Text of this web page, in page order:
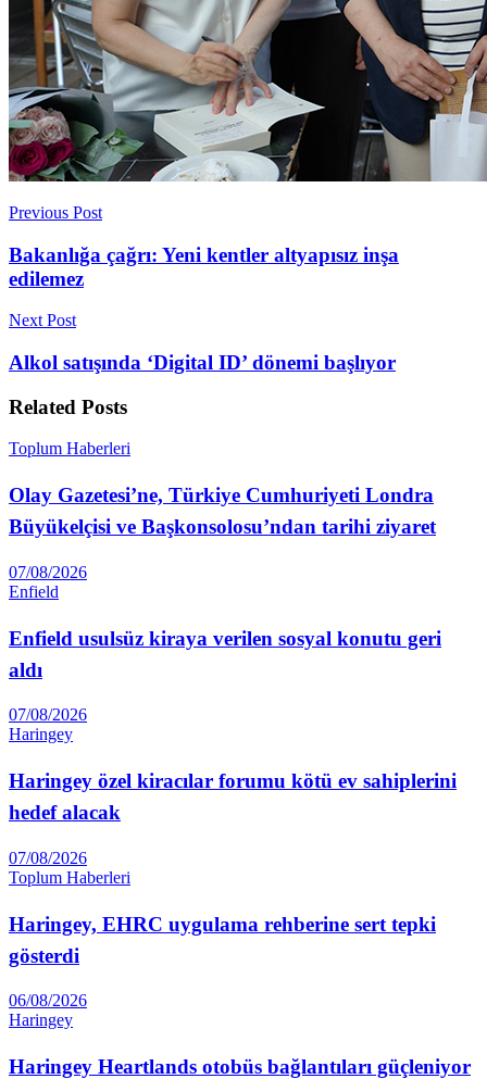
Previous Post
Bakanlığa çağrı: Yeni kentler altyapısız inşa
edilemez
Next Post
Alkol satışında ‘Digital ID’ dönemi başlıyor
Related Posts
Toplum Haberleri
Olay Gazetesi’ne, Türkiye Cumhuriyeti Londra
Büyükelçisi ve Başkonsolosu’ndan tarihi ziyaret
07/08/2026
Enfield
Enfield usulsüz kiraya verilen sosyal konutu geri
aldı
07/08/2026
Haringey
Haringey özel kiracılar forumu kötü ev sahiplerini
hedef alacak
07/08/2026
Toplum Haberleri
Haringey, EHRC uygulama rehberine sert tepki
gösterdi
06/08/2026
Haringey
Haringey Heartlands otobüs bağlantıları güçleniyor